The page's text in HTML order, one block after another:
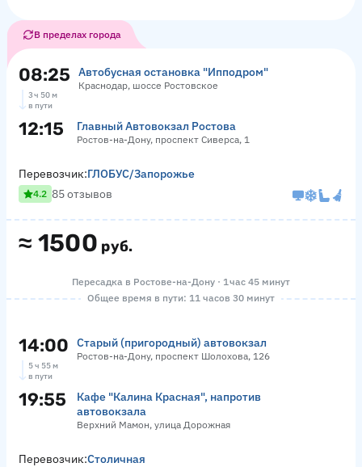
В пределах города
08:25 Автобусная остановка "Ипподром"
Краснодар, шоссе Ростовское
3 ч 50 м
в пути
12:15 Главный Автовокзал Ростова
Ростов-на-Дону, проспект Сиверса, 1
≈ 1500 руб.
Перевозчик:ГЛОБУС/Запорожье
4.2 85 отзывов
Пересадка в Ростове-на-Дону · 1 час 45 минут
Общее время в пути: 11 часов 30 минут
14:00 Старый (пригородный) автовокзал
Ростов-на-Дону, проспект Шолохова, 126
5 ч 55 м
в пути
19:55
Кафе "Калина Красная", напротив
автовокзала
Верхний Мамон, улица Дорожная
Перевозчик:Столичная